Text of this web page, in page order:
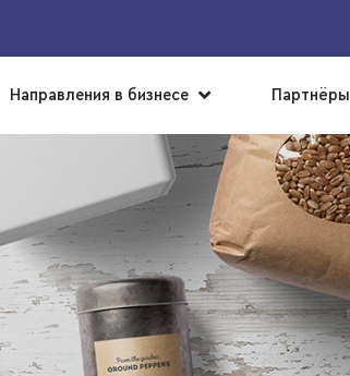
Направления в бизнесе ▼ Партнёры